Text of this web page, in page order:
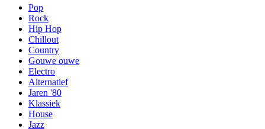
Pop
Rock
Hip Hop
Chillout
Country
Gouwe ouwe
Electro
Alternatief
Jaren '80
Klassiek
House
Jazz